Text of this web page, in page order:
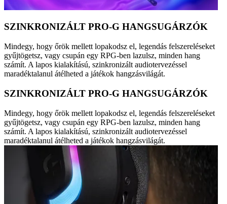
SZINKRONIZÁLT PRO-G HANGSUGÁRZÓK
Mindegy, hogy őrök mellett lopakodsz el, legendás felszereléseket
gyűjtögetsz, vagy csupán egy RPG-ben lazulsz, minden hang
számít. A lapos kialakítású, szinkronizált audiotervezéssel
maradéktalanul átélheted a játékok hangzásvilágát.
SZINKRONIZÁLT PRO-G HANGSUGÁRZÓK
Mindegy, hogy őrök mellett lopakodsz el, legendás felszereléseket
gyűjtögetsz, vagy csupán egy RPG-ben lazulsz, minden hang
számít. A lapos kialakítású, szinkronizált audiotervezéssel
maradéktalanul átélheted a játékok hangzásvilágát.